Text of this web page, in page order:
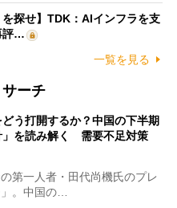
を探せ】TDK：AIインフラを支
評…
一覧を見る
ーチ
う打開するか？中国の下半期
」を読み解く 需要不足対策
第一人者・田代尚機氏のプレ
。中国の…